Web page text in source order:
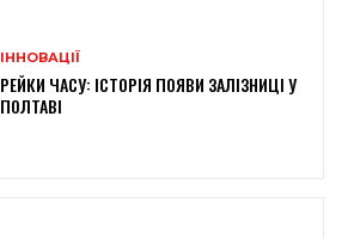
ІННОВАЦІЇ
РЕЙКИ ЧАСУ: ІСТОРІЯ ПОЯВИ ЗАЛІЗНИЦІ У
ПОЛТАВІ